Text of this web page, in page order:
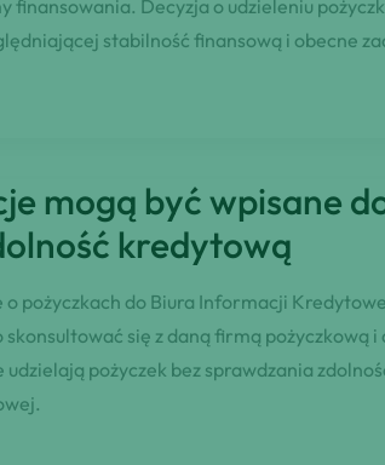
Decyzja o udzieleniu
stabilność finansową i obecne
mogą być wpisane
kredytową
pożyczkach do Biura Informacji
się z daną firmą pożyczkową
pożyczek bez sprawdzania